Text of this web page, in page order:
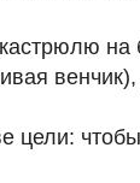
на
цели: